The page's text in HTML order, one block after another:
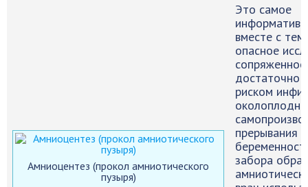
Амниоцентез (прокол амниотического
пузыря)
Это самое
вместе с
опасное
достаточно
риском
прерывания
забора